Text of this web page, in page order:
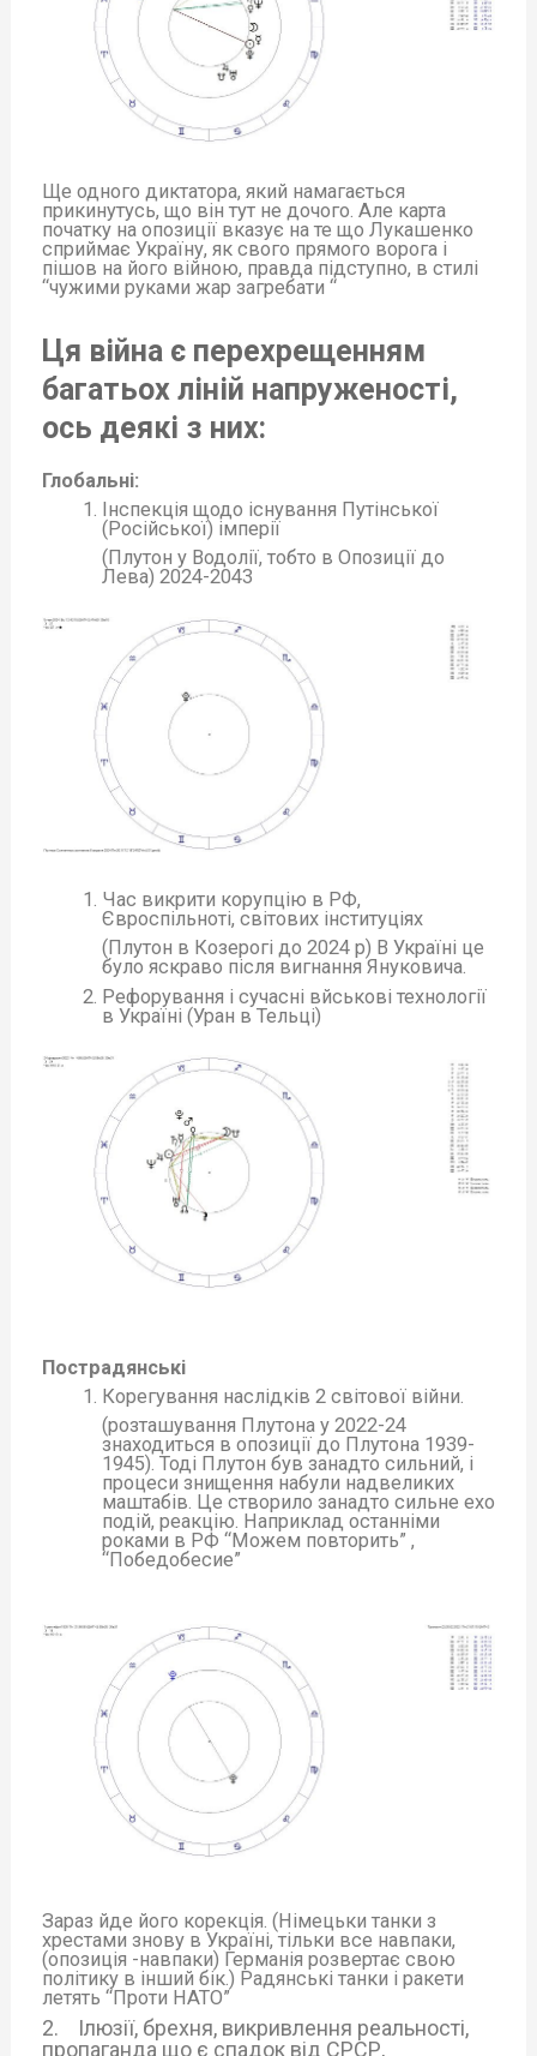
Ще одного диктатора, який намагається
прикинутусь, що він тут не дочого. Але карта
початку на опозиції вказує на те що Лукашенко
сприймає Україну, як свого прямого ворога і
пішов на його війною, правда підступно, в стилі
“чужими руками жар загребати “
Ця війна є перехрещенням
багатьох ліній напруженості,
ось деякі з них:
Глобальні:
Інспекція щодо існування Путінської
(Російської) імперії
(Плутон у Водолії, тобто в Опозиції до
Лева) 2024-2043
Час викрити корупцію в РФ,
Євроспільноті, світових інституціях
(Плутон в Козерогі до 2024 р) В Україні це
було яскраво після вигнання Януковича.
Рефорування і сучасні вйськові технології
в Україні (Уран в Тельці)
Пострадянські
Корегування наслідків 2 світової війни.
(розташування Плутона у 2022-24
знаходиться в опозиції до Плутона 1939-
1945). Тоді Плутон був занадто сильний, і
процеси знищення набули надвеликих
маштабів. Це створило занадто сильне ехо
подій, реакцію. Наприклад останніми
роками в РФ “Можем повторить” ,
“Победобесие”
Зараз йде його корекція. (Німецьки танки з
хрестами знову в Україні, тільки все навпаки,
(опозиція -навпаки) Германія розвертає свою
політику в інший бік.) Радянські танки і ракети
летять “Проти НАТО”
2. Ілюзії, брехня, викривлення реальності,
пропаганда що є спадок від СРСР,